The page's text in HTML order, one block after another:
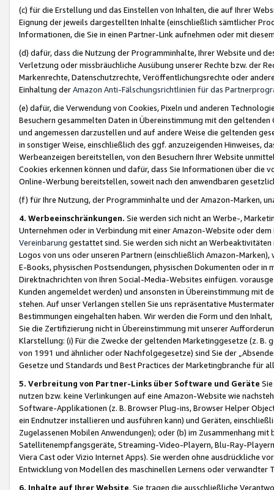
(c) für die Erstellung und das Einstellen von Inhalten, die auf Ihrer
Eignung der jeweils dargestellten Inhalte (einschließlich sämtlicher
Informationen, die Sie in einen Partner-Link aufnehmen oder mit
(d) dafür, dass die Nutzung der Programminhalte, Ihrer Website und
Verletzung oder missbräuchliche Ausübung unserer Rechte bzw. der
Markenrechte, Datenschutzrechte, Veröffentlichungsrechte oder
Einhaltung derAmazon Anti-Fälschungsrichtlinien für das
(e) dafür, die Verwendung von Cookies, Pixeln und anderen
Besuchern gesammelten Daten in Übereinstimmung mit den
und angemessen darzustellen und auf andere Weise die geltenden
in sonstiger Weise, einschließlich des ggf. anzuzeigenden Hinweises,
Werbeanzeigen bereitstellen, von den Besuchern Ihrer Website
Cookies erkennen können und dafür, dass Sie Informationen über die
Online-Werbung bereitstellen, soweit nach den anwendbaren
(f) für Ihre Nutzung, der Programminhalte und der Amazon-Marken,
4. Werbeeinschränkungen. Sie werden sich nicht an Werbe-,
Unternehmen oder in Verbindung mit einer Amazon-Website oder
Vereinbarung gestattet sind. Sie werden sich nicht an
Logos von uns oder unseren Partnern (einschließlich Amazon-
E-Books, physischen Postsendungen, physischen Dokumenten oder in
Direktnachrichten von Ihren Social-Media-Websites einfügen.
Kunden angemeldet werden) und ansonsten in Übereinstimmung mit
stehen. Auf unser Verlangen stellen Sie uns repräsentative
Bestimmungen eingehalten haben. Wir werden die Form und den
Sie die Zertifizierung nicht in Übereinstimmung mit unserer
Klarstellung: (i) Für die Zwecke der geltenden Marketinggesetze (z. B.
von 1991 und ähnlicher oder Nachfolgegesetze) sind Sie der
Gesetze und Standards und Best Practices der Marketingbranche für
5. Verbreitung von Partner-Links über Software und Geräte
nutzen bzw. keine Verlinkungen auf eine Amazon-Website wie
Software-Applikationen (z. B. Browser Plug-ins, Browser Helper
ein Endnutzer installieren und ausführen kann) und Geräten,
Zugelassenen Mobilen Anwendungen); oder (b) im Zusammenhang
Satellitenempfangsgeräte, Streaming-Video-Playern, Blu-Ray-
Viera Cast oder Vizio Internet Apps). Sie werden ohne ausdrückliche
Entwicklung von Modellen des maschinellen Lernens oder
6. Inhalte auf Ihrer Website. Sie tragen die ausschließliche